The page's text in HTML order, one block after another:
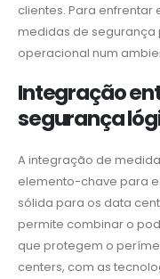
clientes. Para enfrentar
medidas de segurança
operacional num
Integração
segurança
A integração de
elemento-chave para
sólida para os data
permite combinar o
que protegem o
centers, com as